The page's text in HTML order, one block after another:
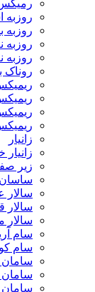
روزبه
روزبه
روزبه
روزبه
روناک
زانیار
زیر
ساسان
سالار
سالار
سالار
سام
سام
سامان
سامان
سامان